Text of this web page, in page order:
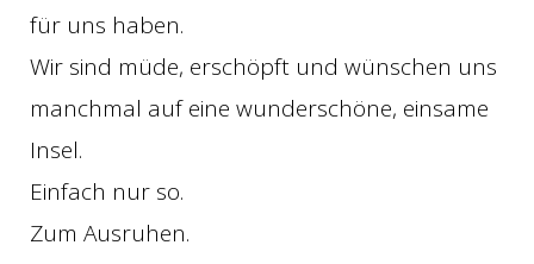
für uns haben.
Wir sind müde, erschöpft und wünschen uns
manchmal auf eine wunderschöne, einsame
Insel.
Einfach nur so.
Zum Ausruhen.